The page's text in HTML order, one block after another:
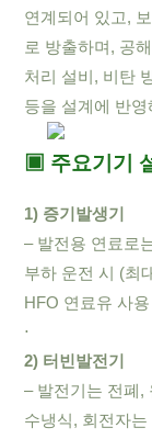
연계되어 있고,
로 방출하며, 공
처리 설비, 비탄
등을 설계에 반영
▣ 주요기기
1) 증기발생기
– 발전용 연료로
부하 운전 시 (최
HFO 연료유 사용
⋅
2) 터빈발전기
– 발전기는 전폐,
수냉식, 회전자